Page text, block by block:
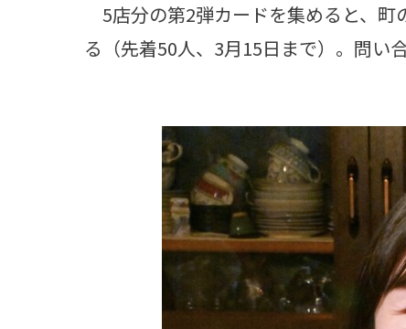
5店分の第2弾カードを集めると、町
る（先着50人、3月15日まで）。問い